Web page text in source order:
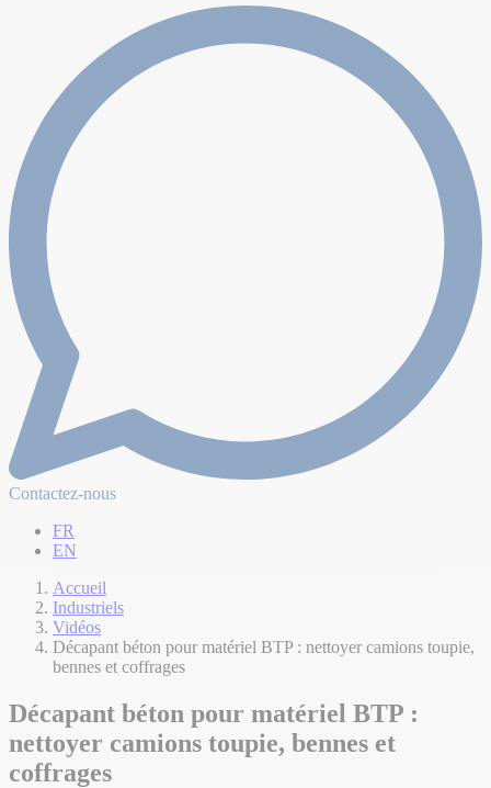
Contactez-nous
FR
EN
Accueil
Industriels
Vidéos
Décapant béton pour matériel BTP : nettoyer camions toupie,
bennes et coffrages
Décapant béton pour matériel BTP :
nettoyer camions toupie, bennes et
coffrages